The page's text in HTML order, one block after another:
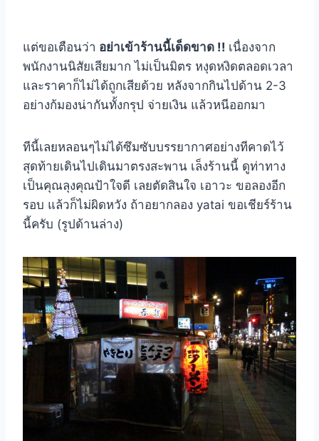
แต่ขอเตือนว่า อย่าเข้าร้านนี้เด็ดขาด !! เนื่องจาก
พนักงานนิสัยเสียมาก ไม่เป็นมิตร หงุดหงิดตลอดเวลา
และราคาก็ไม่ได้ถูกเสียด้วย หลังจากกินไปด้าน 2-3
อย่างก้มองน่ากันทั้งกรุป จ่ายเงิน แล้วหนีออกมา
ทีนี้เลยหลอนๆไม่ได้ซึมซับบรรยากาศอย่างทีคาดไว้
สุดท้ายเดินไปเดินมาตรงสะพาน เล็งร้านนี้ ดูท่าทาง
เป็นคุณลุงคุณป้าใจดี เลยตัดสินใจ เอาวะ ขอลองอีก
รอบ แล้วก็ไม่ผิดหวัง ถ้าอยากลอง yatai ขอเชียร์ร้าน
นี้ครับ (รูปด้านล่าง)